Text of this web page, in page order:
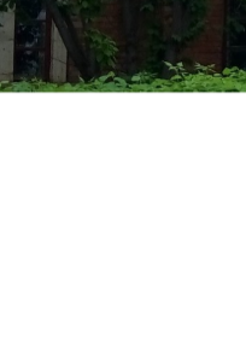
КРАЯ
ДАТЫ